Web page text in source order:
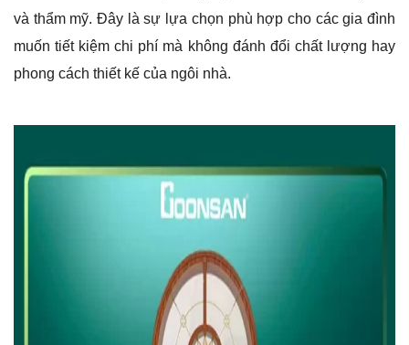
và thẩm mỹ. Đây là sự lựa chọn phù hợp cho các gia đình
muốn tiết kiệm chi phí mà không đánh đổi chất lượng hay
phong cách thiết kế của ngôi nhà.